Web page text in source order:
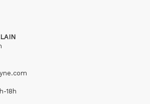
18h